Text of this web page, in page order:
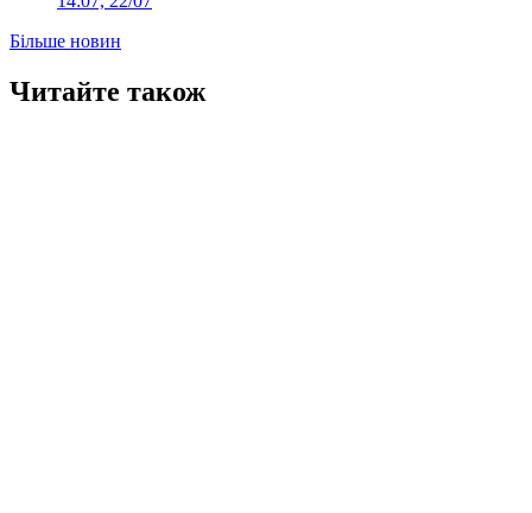
Більше новин
Читайте також